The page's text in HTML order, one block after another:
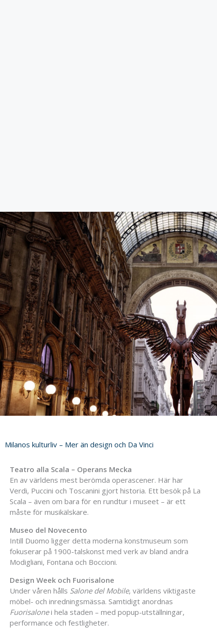
Milanos kulturliv – Mer än design och Da Vinci
Teatro alla Scala – Operans Mecka
En av världens mest berömda operascener. Här har
Verdi, Puccini och Toscanini gjort historia. Ett besök på La
Scala – även om bara för en rundtur i museet – är ett
måste för musikälskare.
Museo del Novecento
Intill Duomo ligger detta moderna konstmuseum som
fokuserar på 1900-talskonst med verk av bland andra
Modigliani, Fontana och Boccioni.
Design Week och Fuorisalone
Under våren hålls Salone del Mobile, världens viktigaste
möbel- och inredningsmässa. Samtidigt anordnas
Fuorisalonei hela staden – med popup-utställningar,
performance och festligheter.